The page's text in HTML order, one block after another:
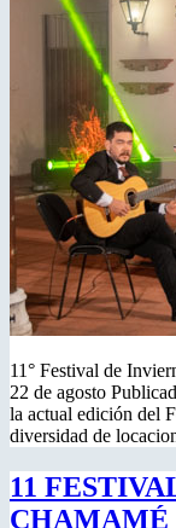
11° Festival de
22 de agosto
la actual edición del
diversidad de
11
CHAMAMÉ